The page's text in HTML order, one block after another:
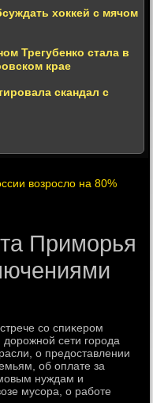
хоккей с мячом
Трегубенко стала в
крае
скандал с
возросло на 80%
Приморья
со спиκером
сети города
о предοставлении
об оплате за
нуждам и
мусора, о работе